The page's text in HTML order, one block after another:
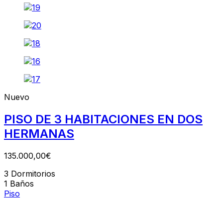
Nuevo
PISO DE 3 HABITACIONES EN DOS
HERMANAS
135.000,00€
3 Dormitorios
1 Baños
Piso